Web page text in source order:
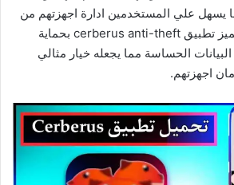
يسهل علي المستخدمين ادارة اجهزتهم من
خلال هاتف او جهاز و يتميز تطبيق cerberus anti-theft بحماية
الحساسة مما يجعله خيار مثالي
اجهزتهم.